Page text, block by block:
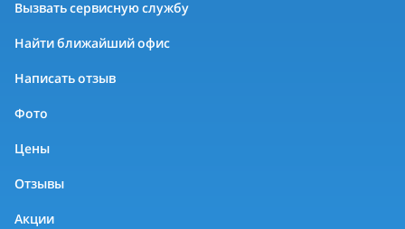
Вызвать сервисную службу
Найти ближайший офис
Написать отзыв
Фото
Цены
Отзывы
Акции